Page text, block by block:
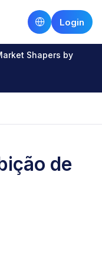
Login
Shapers by
de